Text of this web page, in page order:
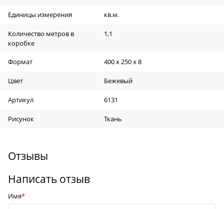
Единицы измерения кв.м.
Количество метров в
коробке
1,1
Формат 400 х 250 х 8
Цвет Бежевый
Артикул 6131
Рисунок Ткань
Отзывы
Написать отзыв
Имя